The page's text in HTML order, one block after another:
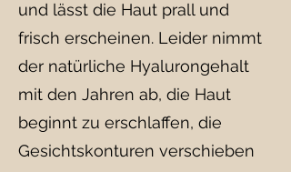
und lässt die Haut prall und
frisch erscheinen. Leider nimmt
der natürliche Hyalurongehalt
mit den Jahren ab, die Haut
beginnt zu erschlaffen, die
Gesichtskonturen verschieben